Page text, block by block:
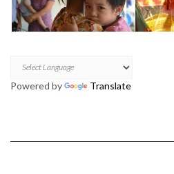
Powered by Translate